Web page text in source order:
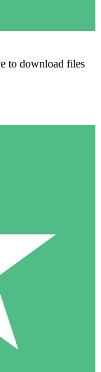
to download files